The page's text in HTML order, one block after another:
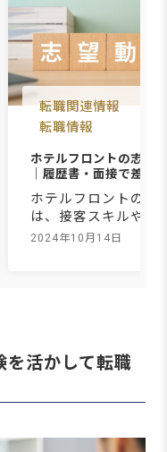
転職関連情報
転職情報
ホテルフロントの志望
｜履歴書・面接で差が
例文と作り方のコツ
ホテルフロントの仕
は、接客スキルや語
力、細やかな業務経
ながらも、履歴書や
2024年10月14日
を活かして転職